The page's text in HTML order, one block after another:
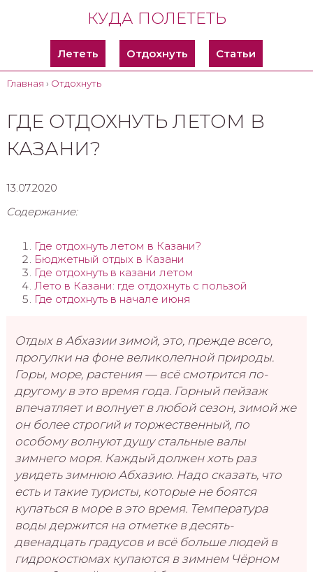
КУДА ПОЛЕТЕТЬ
Лететь Отдохнуть Статьи
Главная › Отдохнуть
ГДЕ ОТДОХНУТЬ ЛЕТОМ В
КАЗАНИ?
13.07.2020
Содержание:
Где отдохнуть летом в Казани?
Бюджетный отдых в Казани
Где отдохнуть в казани летом
Лето в Казани: где отдохнуть с пользой
Где отдохнуть в начале июня
Отдых в Абхазии зимой, это, прежде всего,
прогулки на фоне великолепной природы.
Горы, море, растения — всё смотрится по-
другому в это время года. Горный пейзаж
впечатляет и волнует в любой сезон, зимой же
он более строгий и торжественный, по
особому волнуют душу стальные валы
зимнего моря. Каждый должен хоть раз
увидеть зимнюю Абхазию. Надо сказать, что
есть и такие туристы, которые не боятся
купаться в море в это время. Температура
воды держится на отметке в десять-
двенадцать градусов и всё больше людей в
гидрокостюмах купаются в зимнем Чёрном